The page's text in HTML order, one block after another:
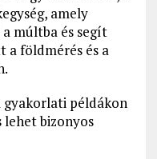
amely
múltba és segít
a földmérés és a
gyakorlati példákon
lehet bizonyos